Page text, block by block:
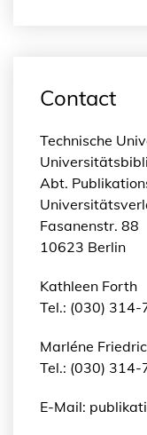
Contact
Technische
Abt.
Fasanenstr. 88
10623 Berlin
Kathleen Forth
Tel.: (030) 314-
Marléne
Tel.: (030) 314-
E-Mail: